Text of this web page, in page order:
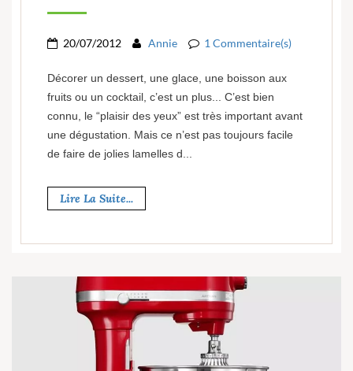
20/07/2012 Annie 1 Commentaire(s)
Décorer un dessert, une glace, une boisson aux
fruits ou un cocktail, c’est un plus... C’est bien
connu, le “plaisir des yeux” est très important avant
une dégustation. Mais ce n’est pas toujours facile
de faire de jolies lamelles d...
Lire La Suite...